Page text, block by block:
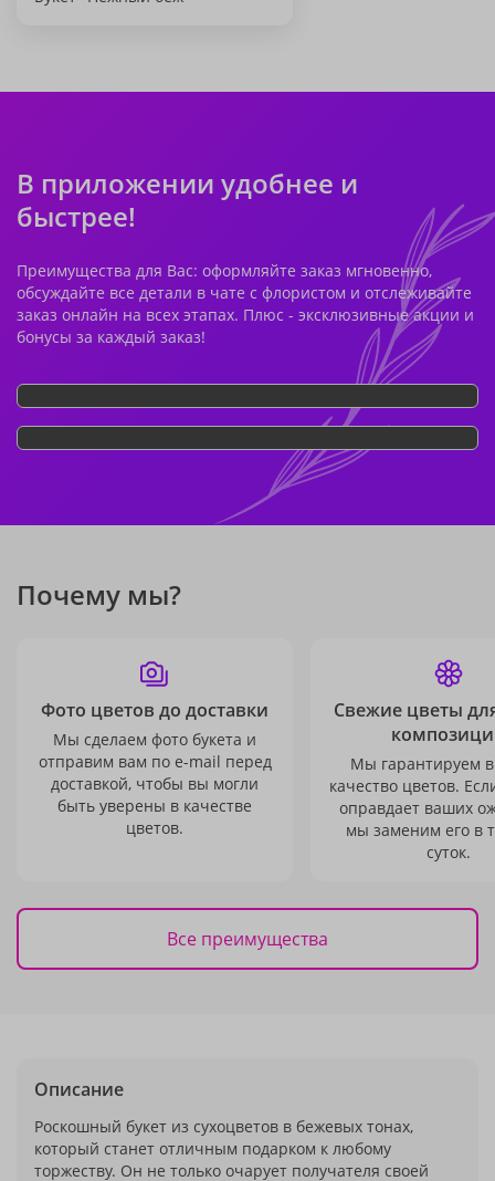
В приложении удобнее и
быстрее!
Преимущества для Вас: оформляйте заказ мгновенно,
обсуждайте все детали в чате с флористом и отслеживайте
заказ онлайн на всех этапах. Плюс - эксклюзивные акции и
бонусы за каждый заказ!
Почему мы?
Фото цветов до доставки
Мы сделаем фото букета и
отправим вам по e-mail перед
доставкой, чтобы вы могли
быть уверены в качестве
цветов.
Свежие цветы
Мы гарантируем
качество цветов.
оправдает ваших
мы заменим его в
суток.
Все преимущества
Описание
Роскошный букет из сухоцветов в бежевых тонах,
который станет отличным подарком к любому
торжеству. Он не только очарует получателя своей